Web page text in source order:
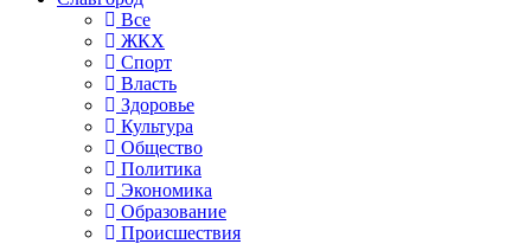
Все
ЖКХ
Спорт
Власть
Здоровье
Культура
Общество
Политика
Экономика
Образование
Происшествия